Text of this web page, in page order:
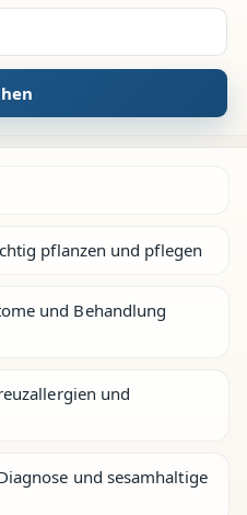
pflanzen und pflegen
und Behandlung
und
und sesamhaltige